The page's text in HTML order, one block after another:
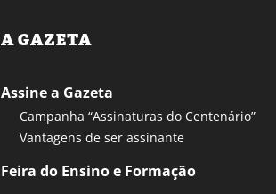
A GAZETA
Assine a Gazeta
Campanha “Assinaturas do Centenário”
Vantagens de ser assinante
Feira do Ensino e Formação